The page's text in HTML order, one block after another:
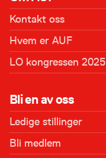
Kontakt oss
Hvem er AUF
LO kongressen 2025
Bli en av oss
Ledige stillinger
Bli medlem